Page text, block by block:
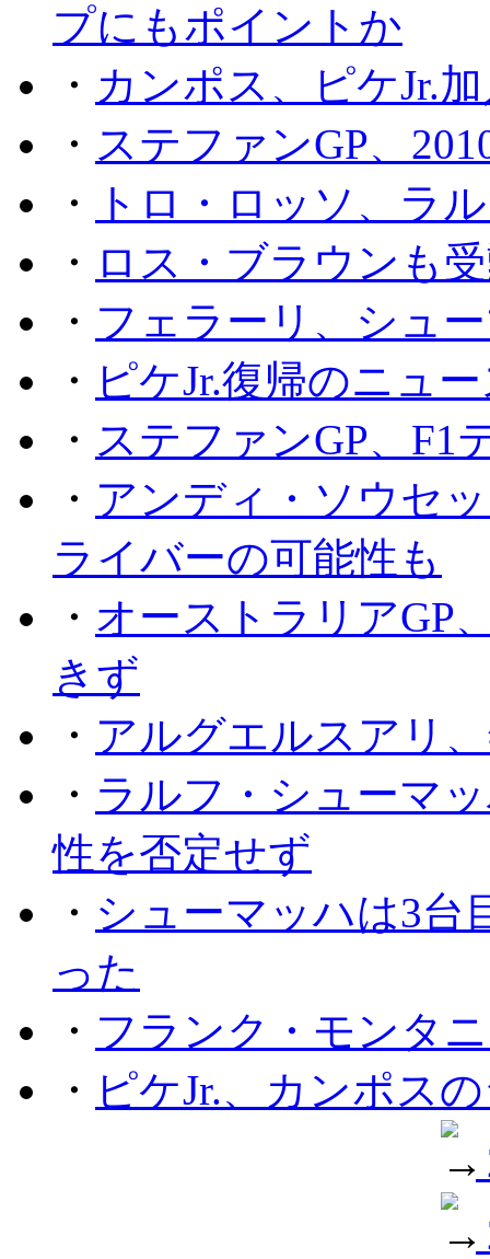
プにもポイントか
・ カンポス、ピケJr.
・ ステファンGP、
・
トロ・ロッソ、ラ
・ ロス・ブラウンも
・ フェラーリ、シュ
・ ピケJr.復帰のニュ
・ ステファンGP、F1
・ アンディ・ソウセ
ライバーの可能性も
・ オーストラリアGP
きず
・ アルグエルスアリ
・ ラルフ・シューマ
性を否定せず
・ シューマッハは3台
った
・ フランク・モンタ
・ ピケJr.、カンポス